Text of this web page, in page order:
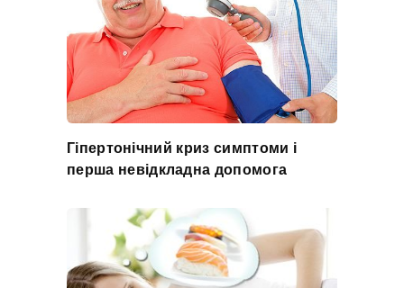
Гіпертонічний криз симптоми і
перша невідкладна допомога